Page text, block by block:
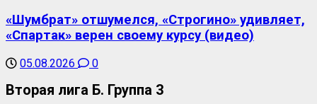
«Шумбрат» отшумелся, «Строгино» удивляет,
«Спартак» верен своему курсу (видео)
05.08.2026 0
Вторая лига Б. Группа 3